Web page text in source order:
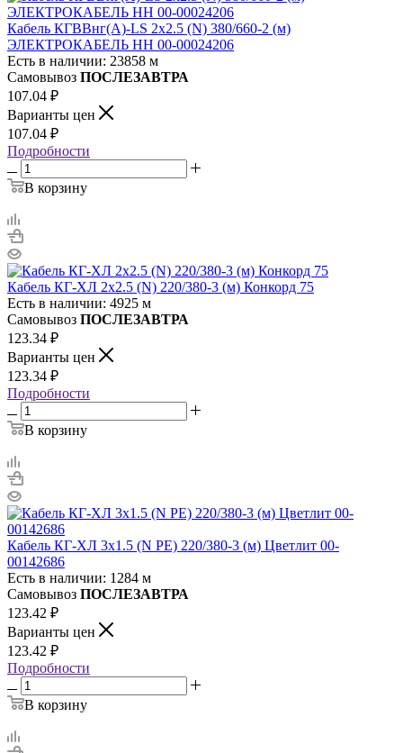
Кабель КГВВнг(А)-LS 2х2.5 (N) 380/660-2 (м)
ЭЛЕКТРОКАБЕЛЬ НН 00-00024206
Есть в наличии: 23858 м
Самовывоз ПОСЛЕЗАВТРА
107.04 ₽
Варианты цен
107.04 ₽
Подробности
В корзину
Кабель КГ-ХЛ 2х2.5 (N) 220/380-3 (м) Конкорд 75
Есть в наличии: 4925 м
Самовывоз ПОСЛЕЗАВТРА
123.34 ₽
Варианты цен
123.34 ₽
Подробности
В корзину
Кабель КГ-ХЛ 3х1.5 (N PE) 220/380-3 (м) Цветлит 00-
00142686
Есть в наличии: 1284 м
Самовывоз ПОСЛЕЗАВТРА
123.42 ₽
Варианты цен
123.42 ₽
Подробности
В корзину